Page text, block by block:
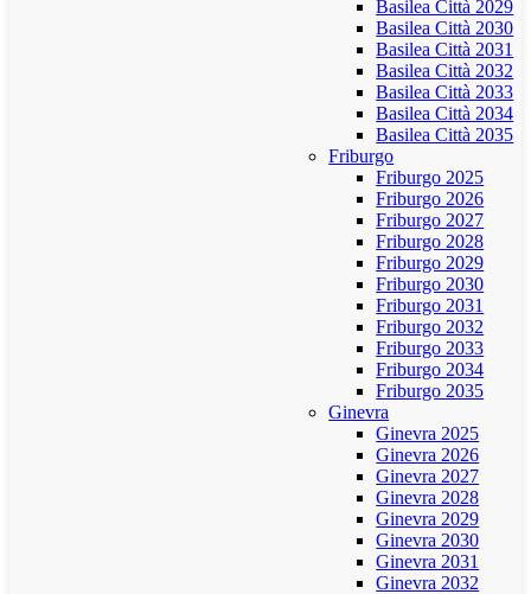
Basilea Città 2029
Basilea Città 2030
Basilea Città 2031
Basilea Città 2032
Basilea Città 2033
Basilea Città 2034
Basilea Città 2035
Friburgo
Friburgo 2025
Friburgo 2026
Friburgo 2027
Friburgo 2028
Friburgo 2029
Friburgo 2030
Friburgo 2031
Friburgo 2032
Friburgo 2033
Friburgo 2034
Friburgo 2035
Ginevra
Ginevra 2025
Ginevra 2026
Ginevra 2027
Ginevra 2028
Ginevra 2029
Ginevra 2030
Ginevra 2031
Ginevra 2032